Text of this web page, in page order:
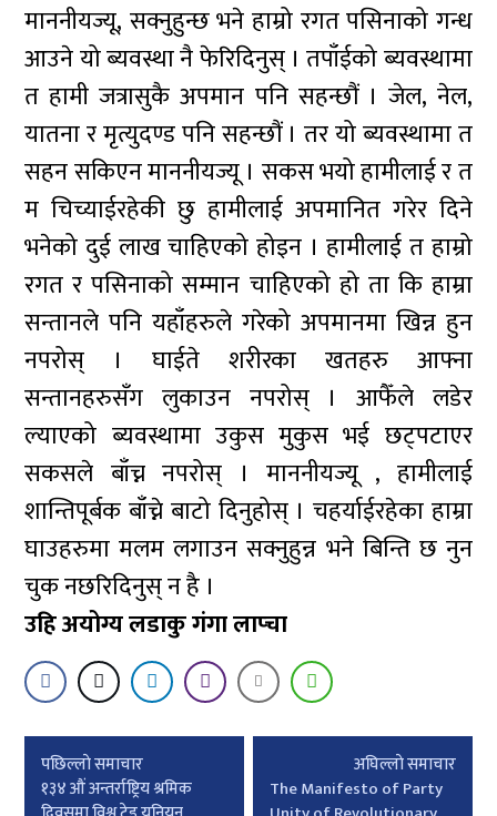
माननीयज्यू‚ सक्नुहुन्छ भने हाम्रो रगत पसिनाको गन्ध
आउने यो ब्यवस्था नै फेरिदिनुस् । तपाँईको ब्यवस्थामा
त हामी जत्रासुकै अपमान पनि सहन्छौं । जेल‚ नेल‚
यातना र मृत्युदण्ड पनि सहन्छौं । तर यो ब्यवस्थामा त
सहन सकिएन माननीयज्यू । सकस भयो हामीलाई र त
म चिच्याईरहेकी छु हामीलाई अपमानित गरेर दिने
भनेको दुई लाख चाहिएको होइन । हामीलाई त हाम्रो
रगत र पसिनाको सम्मान चाहिएको हो ता कि हाम्रा
सन्तानले पनि यहाँहरुले गरेको अपमानमा खिन्न हुन
नपरोस् । घाईते शरीरका खतहरु आफ्ना
सन्तानहरुसँग लुकाउन नपरोस् । आफैँले लडेर
ल्याएको ब्यवस्थामा उकुस मुकुस भई छट्पटाएर
सकसले बाँच्न नपरोस् । माननीयज्यू , हामीलाई
शान्तिपूर्बक बाँच्ने बाटो दिनुहोस् । चहर्याईरहेका हाम्रा
घाउहरुमा मलम लगाउन सक्नुहुन्न भने बिन्ति छ नुन
चुक नछरिदिनुस् न है ।
उहि अयोग्य लडाकु गंगा लाप्चा
Post
navigation
पछिल्लाे समाचार
१३४ औं अन्तर्राष्ट्रिय श्रमिक
अघिल्लाे समाचार
The Manifesto of Party